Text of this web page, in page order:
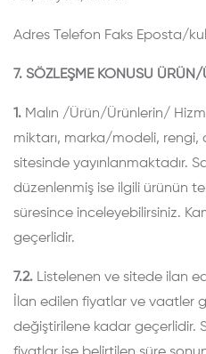
Adres Telefon Faks Eposta/
7. SÖZLEŞME KONUSU ÜRÜN/
1. Malın /Ürün/Ürünlerin/
miktarı, marka/modeli, rengi,
sitesinde yayınlanmaktadır.
düzenlenmiş ise ilgili ürünün
süresince inceleyebilirsiniz.
geçerlidir.
7.2. Listelenen ve sitede ilan
İlan edilen fiyatlar ve vaatler
değiştirilene kadar geçerlidir.